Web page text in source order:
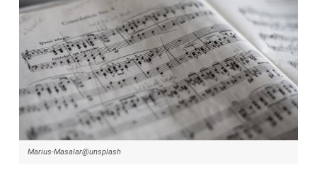
Marius-Masalar@unsplash